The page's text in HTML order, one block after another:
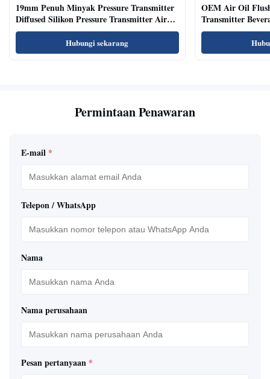
19mm Penuh Minyak Pressure Transmitter
Diffused Silikon Pressure Transmitter Air
Oil Test
Hubungi sekarang
OEM Air Oil
Transmitter
Sensor
Permintaan Penawaran
E-mail *
Telepon / WhatsApp
Nama
Nama perusahaan
Pesan pertanyaan *